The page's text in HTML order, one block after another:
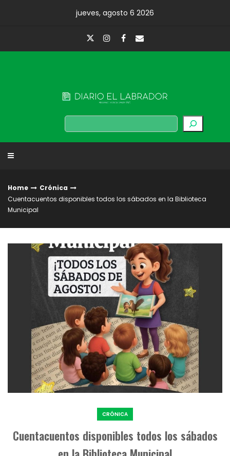
jueves, agosto 6 2026
Buscar
Home
Crónica
Cuentacuentos disponibles todos los sábados en la Biblioteca
Municipal
CRÓNICA
Cuentacuentos disponibles todos los sábados